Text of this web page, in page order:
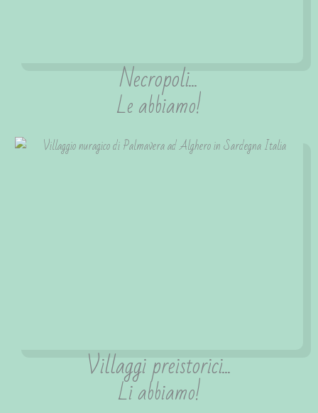
Necropoli...
Le abbiamo!
Villaggi preistorici...
Li abbiamo!